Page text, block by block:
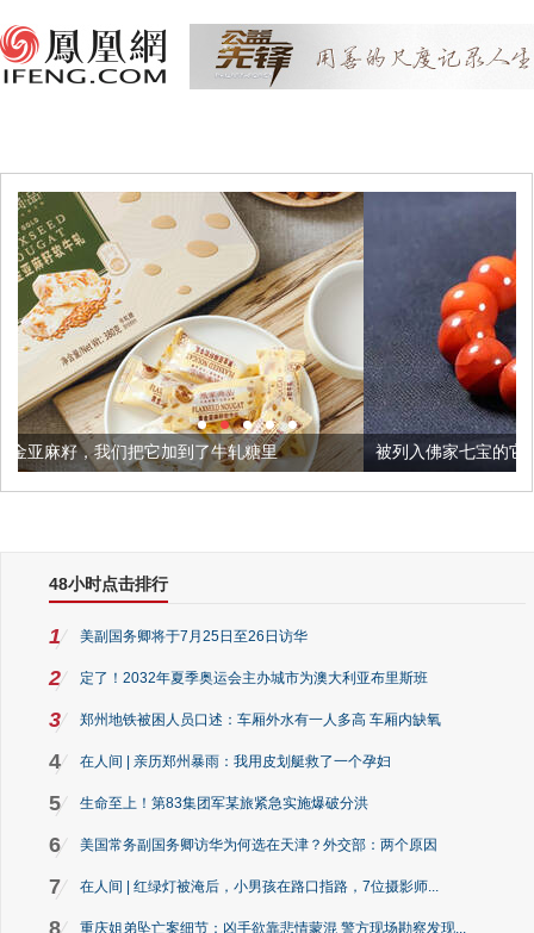
到了牛轧糖里 被列入佛家七宝的它到底有多美？
48小时点击排行
1 美副国务卿将于7月25日至26日访华
2 定了！2032年夏季奥运会主办城市为澳大利亚布里斯班
3 郑州地铁被困人员口述：车厢外水有一人多高 车厢内缺氧
4 在人间 | 亲历郑州暴雨：我用皮划艇救了一个孕妇
5 生命至上！第83集团军某旅紧急实施爆破分洪
6 美国常务副国务卿访华为何选在天津？外交部：两个原因
7 在人间 | 红绿灯被淹后，小男孩在路口指路，7位摄影师...
8 重庆姐弟坠亡案细节：凶手欲靠悲情蒙混 警方现场勘察发现...